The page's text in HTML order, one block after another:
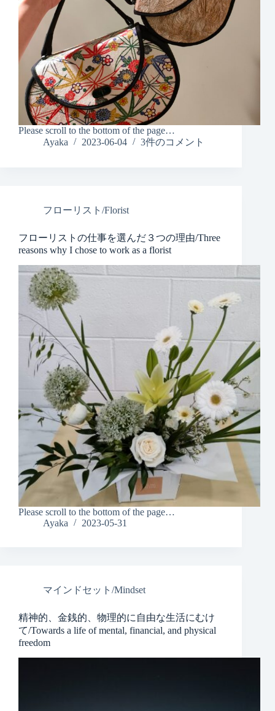
Please scroll to the bottom of the page…
Ayaka
2023-06-04 3件のコメント
フローリスト/Florist
フローリストの仕事を選んだ３つの理由/Three
reasons why I chose to work as a florist
Please scroll to the bottom of the page…
Ayaka
2023-05-31
マインドセット/Mindset
精神的、金銭的、物理的に自由な生活にむけ
て/Towards a life of mental, financial, and physical
freedom